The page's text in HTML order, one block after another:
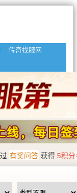
传奇找服网